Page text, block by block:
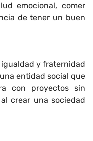
emocional, comer
de tener un buen
y fraternidad
entidad social que
con proyectos sin
crear una sociedad